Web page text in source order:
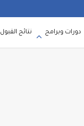
دورات وبرامج نتائج القبول